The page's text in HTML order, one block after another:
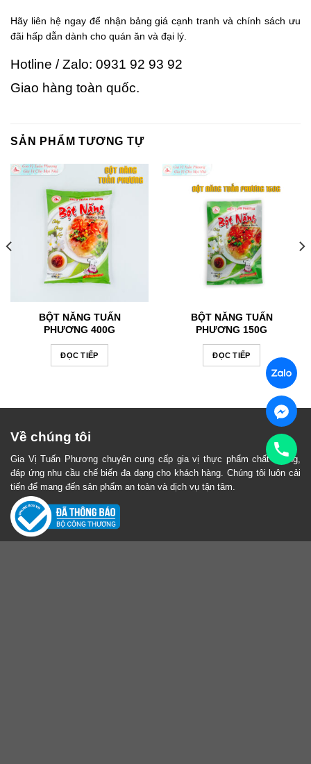
Hãy liên hệ ngay để nhận bảng giá cạnh tranh và chính sách ưu
đãi hấp dẫn dành cho quán ăn và đại lý.
Hotline / Zalo: 0931 92 93 92
Giao hàng toàn quốc.
SẢN PHẨM TƯƠNG TỰ
BỘT NĂNG TUẤN
PHƯƠNG 400G
ĐỌC TIẾP
BỘT NĂNG TUẤN
PHƯƠNG 150G
ĐỌC TIẾP
Về chúng tôi
Gia Vị Tuấn Phương chuyên cung cấp gia vị thực phẩm chất lượng,
đáp ứng nhu cầu chế biến đa dạng cho khách hàng. Chúng tôi luôn cải
tiến để mang đến sản phẩm an toàn và dịch vụ tận tâm.